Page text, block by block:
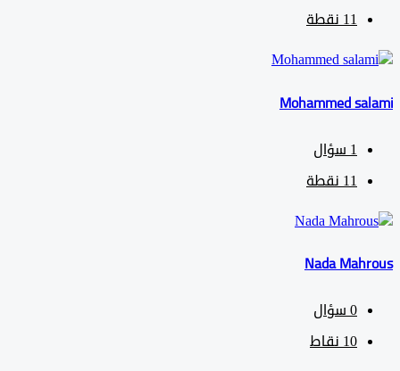
نقطة
Mohammed
سؤال
نقطة
Nada
سؤال
نقاط